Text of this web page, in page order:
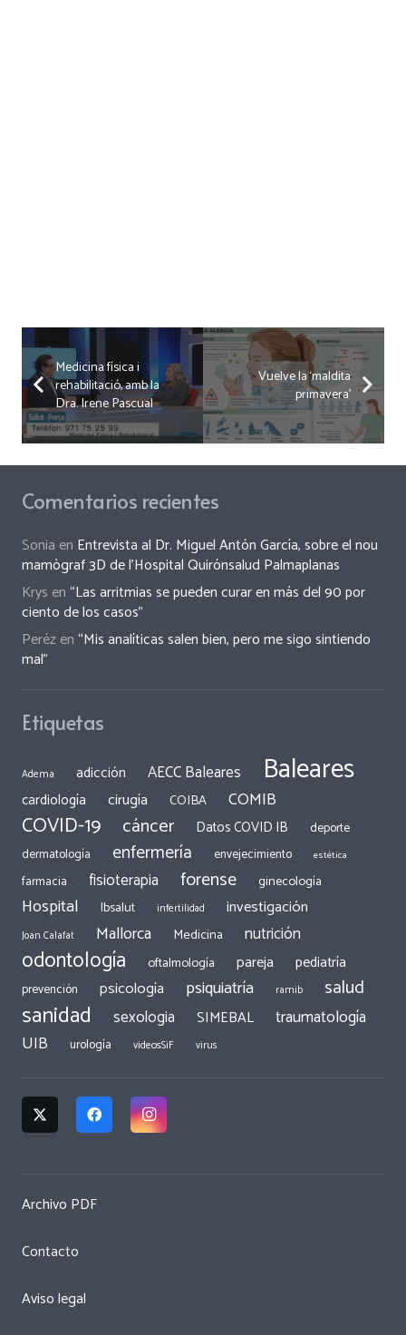
Medicina física i
rehabilitació, amb la
Dra. Irene Pascual
Vuelve la ‘maldita
primavera’
Comentarios recientes
Sonia en Entrevista al Dr. Miguel Antón García, sobre el nou
mamògraf 3D de l’Hospital Quirónsalud Palmaplanas
Krys en“Las arritmias se pueden curar en más del 90 por
ciento de los casos”
Perézen“Mis analíticas salen bien, pero me sigo sintiendo
mal”
Etiquetas
Adema adicción AECC Baleares Baleares
cardiología cirugía COIBA COMIB
COVID-19 cáncer Datos COVID IB
deporte
dermatología
enfermería envejecimiento estética
farmacia fisioterapia forense ginecología
Hospital Ibsalut infertilidad investigación
Joan Calafat Mallorca Medicina nutrición
odontología oftalmología pareja pediatría
prevención psicología psiquiatría ramib salud
sanidad sexologia SIMEBAL traumatología
UIB urología videosSiF virus
Archivo PDF
Contacto
Aviso legal